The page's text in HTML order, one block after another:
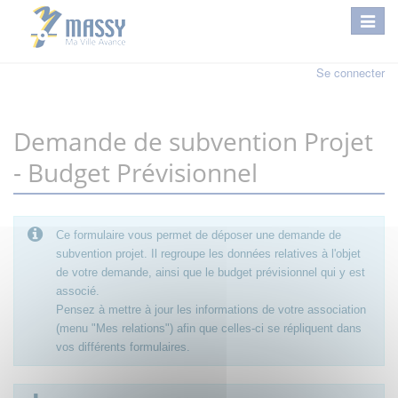
Se connecter
Demande de subvention Projet
- Budget Prévisionnel
Ce formulaire vous permet de déposer une demande de
subvention projet. Il regroupe les données relatives à l'objet
de votre demande, ainsi que le budget prévisionnel qui y est
associé.
Pensez à mettre à jour les informations de votre association
(menu "Mes relations") afin que celles-ci se répliquent dans
vos différents formulaires.